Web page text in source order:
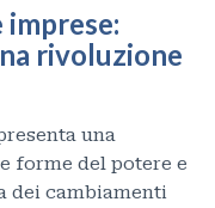
rivoluzione
una
forme del potere e
dei cambiamenti